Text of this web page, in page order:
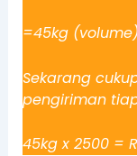
=45kg (volume)
Sekarang
pengiriman
45kg x 2500 =